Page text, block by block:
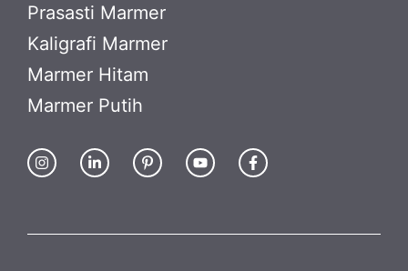
Prasasti Marmer
Kaligrafi Marmer
Marmer Hitam
Marmer Putih